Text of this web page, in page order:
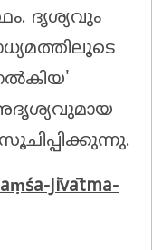
ദൃശ്യവും
ṃśa-Jīvātma-